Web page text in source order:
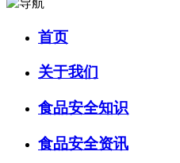
首页
关于我们
食品安全知识
食品安全资讯